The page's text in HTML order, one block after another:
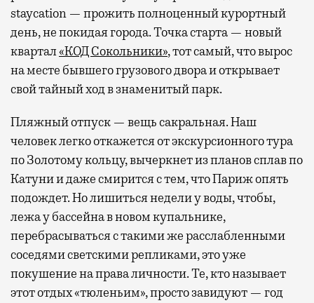
staycation — прожить полноценный курортный
день, не покидая города. Точка старта — новый
квартал«КОД Сокольники», тот самый, что вырос
на месте бывшего грузового двора и открывает
свой тайный ход в знаменитый парк.
Пляжный отпуск — вещь сакральная. Наш
человек легко откажется от экскурсионного тура
по Золотому кольцу, вычеркнет из планов сплав по
Катуни и даже смирится с тем, что Париж опять
подождет. Но лишиться недели у воды, чтобы,
лежа у бассейна в новом купальнике,
перебрасываться с такими же расслабленными
соседями светскими репликами, это уже
покушение на права личности. Те, кто называет
этот отдых «тюленьим», просто завидуют — год